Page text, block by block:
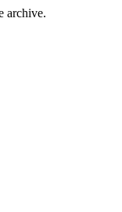
archive.